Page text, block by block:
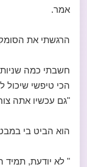
אמר.
הרגשתי את
חשבתי כמה
הכי טיפשי שיכול
"גם עכשיו אתה
הוא הביט בי
" לא יודעת, תמיד